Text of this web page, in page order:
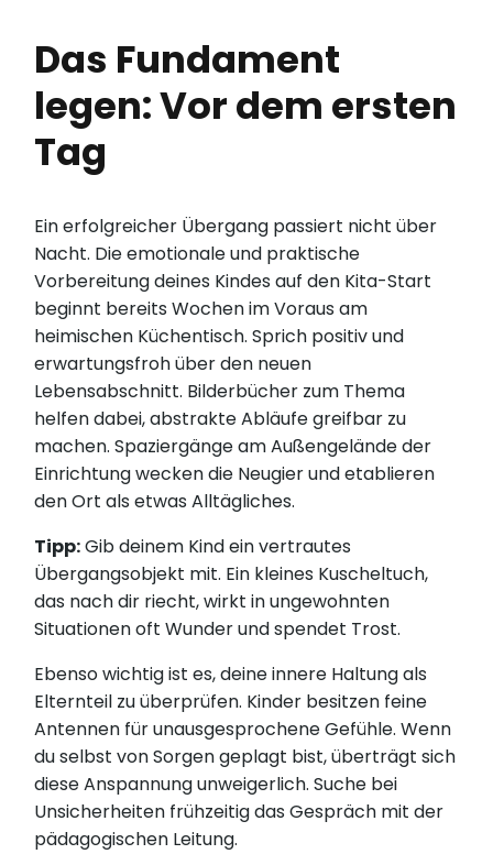
Das Fundament
legen: Vor dem ersten
Tag
Ein erfolgreicher Übergang passiert nicht über
Nacht. Die emotionale und praktische
Vorbereitung deines Kindes auf den Kita-Start
beginnt bereits Wochen im Voraus am
heimischen Küchentisch. Sprich positiv und
erwartungsfroh über den neuen
Lebensabschnitt. Bilderbücher zum Thema
helfen dabei, abstrakte Abläufe greifbar zu
machen. Spaziergänge am Außengelände der
Einrichtung wecken die Neugier und etablieren
den Ort als etwas Alltägliches.
Tipp:Gib deinem Kind ein vertrautes
Übergangsobjekt mit. Ein kleines Kuscheltuch,
das nach dir riecht, wirkt in ungewohnten
Situationen oft Wunder und spendet Trost.
Ebenso wichtig ist es, deine innere Haltung als
Elternteil zu überprüfen. Kinder besitzen feine
Antennen für unausgesprochene Gefühle. Wenn
du selbst von Sorgen geplagt bist, überträgt sich
diese Anspannung unweigerlich. Suche bei
Unsicherheiten frühzeitig das Gespräch mit der
pädagogischen Leitung.